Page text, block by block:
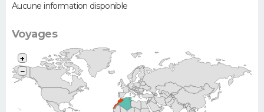
Aucune information disponible
Voyages
+
−